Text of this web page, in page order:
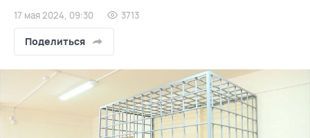
17 мая 2024, 09:30 3713
Поделиться